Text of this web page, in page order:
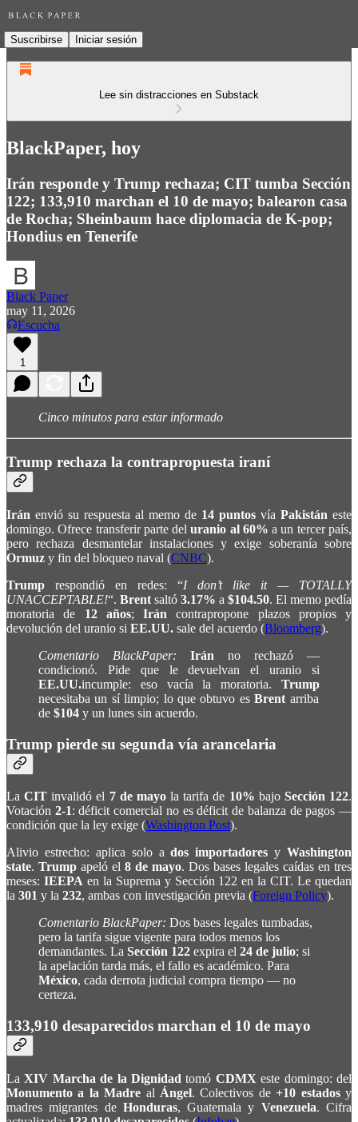
Suscribirse Iniciar sesión
Lee sin distracciones en Substack
BlackPaper, hoy
Irán responde y Trump rechaza; CIT tumba Sección
122; 133,910 marchan el 10 de mayo; balearon casa
de Rocha; Sheinbaum hace diplomacia de K-pop;
Hondius en Tenerife
Black Paper
may 11, 2026
Escucha
1
Cinco minutos para estar informado
Trump rechaza la contrapropuesta iraní
Irán envió su respuesta al memo de 14 puntos vía Pakistán este
domingo. Ofrece transferir parte deluranio al 60% a un tercer país,
pero rechaza desmantelar instalaciones y exige soberanía sobre
Ormuz y fin del bloqueo naval (CNBC).
Trump respondió en redes: “I don’t like it — TOTALLY
UNACCEPTABLE!“. Brent saltó 3.17% a $104.50. El memo pedía
moratoria de 12 años; Irán contrapropone plazos propios y
devolución del uranio si EE.UU. sale del acuerdo (Bloomberg).
Comentario BlackPaper:
Irán no rechazó —
condicionó. Pide que le devuelvan el uranio si
EE.UU.incumple: eso vacía la moratoria. Trump
necesitaba un sí limpio; lo que obtuvo esBrent arriba
de $104 y un lunes sin acuerdo.
Trump pierde su segunda vía arancelaria
LaCIT invalidó el 7 de mayola tarifa de 10% bajo Sección 122.
Votación 2-1: déficit comercial no es déficit de balanza de pagos —
condición que la ley exige (Washington Post).
Alivio estrecho: aplica solo ados importadores y Washington
state. Trump apeló el 8 de mayo. Dos bases legales caídas en tres
meses: IEEPAen la Suprema y Sección 122 en la CIT. Le quedan
la 301 y la 232, ambas con investigación previa (Foreign Policy).
Comentario BlackPaper: Dos bases legales tumbadas,
pero la tarifa sigue vigente para todos menos los
demandantes. La Sección 122 expira el 24 de julio; si
la apelación tarda más, el fallo es académico. Para
México, cada derrota judicial compra tiempo — no
certeza.
133,910 desaparecidos marchan el 10 de mayo
LaXIV Marcha de la Dignidad tomó CDMX este domingo: del
Monumento a la Madre al Ángel. Colectivos de+10 estadosy
madres migrantes de Honduras, Guatemala y Venezuela. Cifra